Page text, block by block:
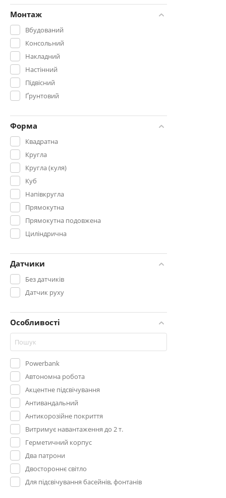
Монтаж
Вбудований
Консольний
Накладний
Настінний
Підвісний
Ґрунтовий
Форма
Квадратна
Кругла
Кругла (куля)
Куб
Напівкругла
Прямокутна
Прямокутна подовжена
Циліндрична
Датчики
Без датчиків
Датчик руху
Особливості
Powerbank
Автономна робота
Акцентне підсвічування
Антивандальний
Антикорозійне покриття
Витримує навантаження до 2 т.
Герметичний корпус
Два патрони
Двостороннє світло
Для підсвічування басейнів, фонтанів